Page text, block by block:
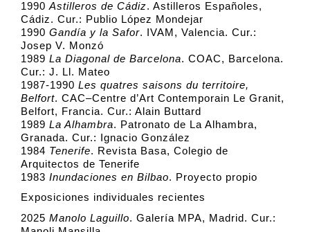
1990 Astilleros de Cádiz. Astilleros Españoles,
Cádiz. Cur.: Publio López Mondejar
1990 Gandía y la Safor. IVAM, Valencia. Cur.:
Josep V. Monzó
1989 La Diagonal de Barcelona. COAC, Barcelona.
Cur.: J. Ll. Mateo
1987-1990 Les quatres saisons du territoire,
Belfort. CAC–Centre d’Art Contemporain Le Granit,
Belfort, Francia. Cur.: Alain Buttard
1989 La Alhambra. Patronato de La Alhambra,
Granada. Cur.: Ignacio González
1984 Tenerife. Revista Basa, Colegio de
Arquitectos de Tenerife
1983 Inundaciones en Bilbao. Proyecto propio
Exposiciones individuales recientes
2025 Manolo Laguillo. Galería MPA, Madrid. Cur.: